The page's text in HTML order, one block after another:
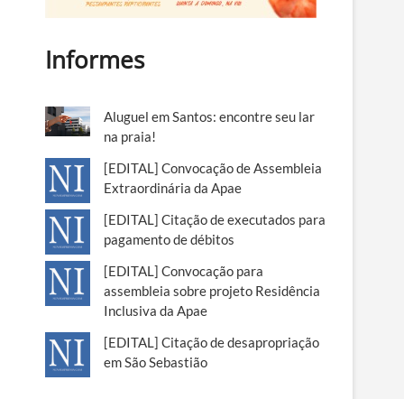
Informes
Aluguel em Santos: encontre seu lar
na praia!
[EDITAL] Convocação de Assembleia
Extraordinária da Apae
[EDITAL] Citação de executados para
pagamento de débitos
[EDITAL] Convocação para
assembleia sobre projeto Residência
Inclusiva da Apae
[EDITAL] Citação de desapropriação
em São Sebastião